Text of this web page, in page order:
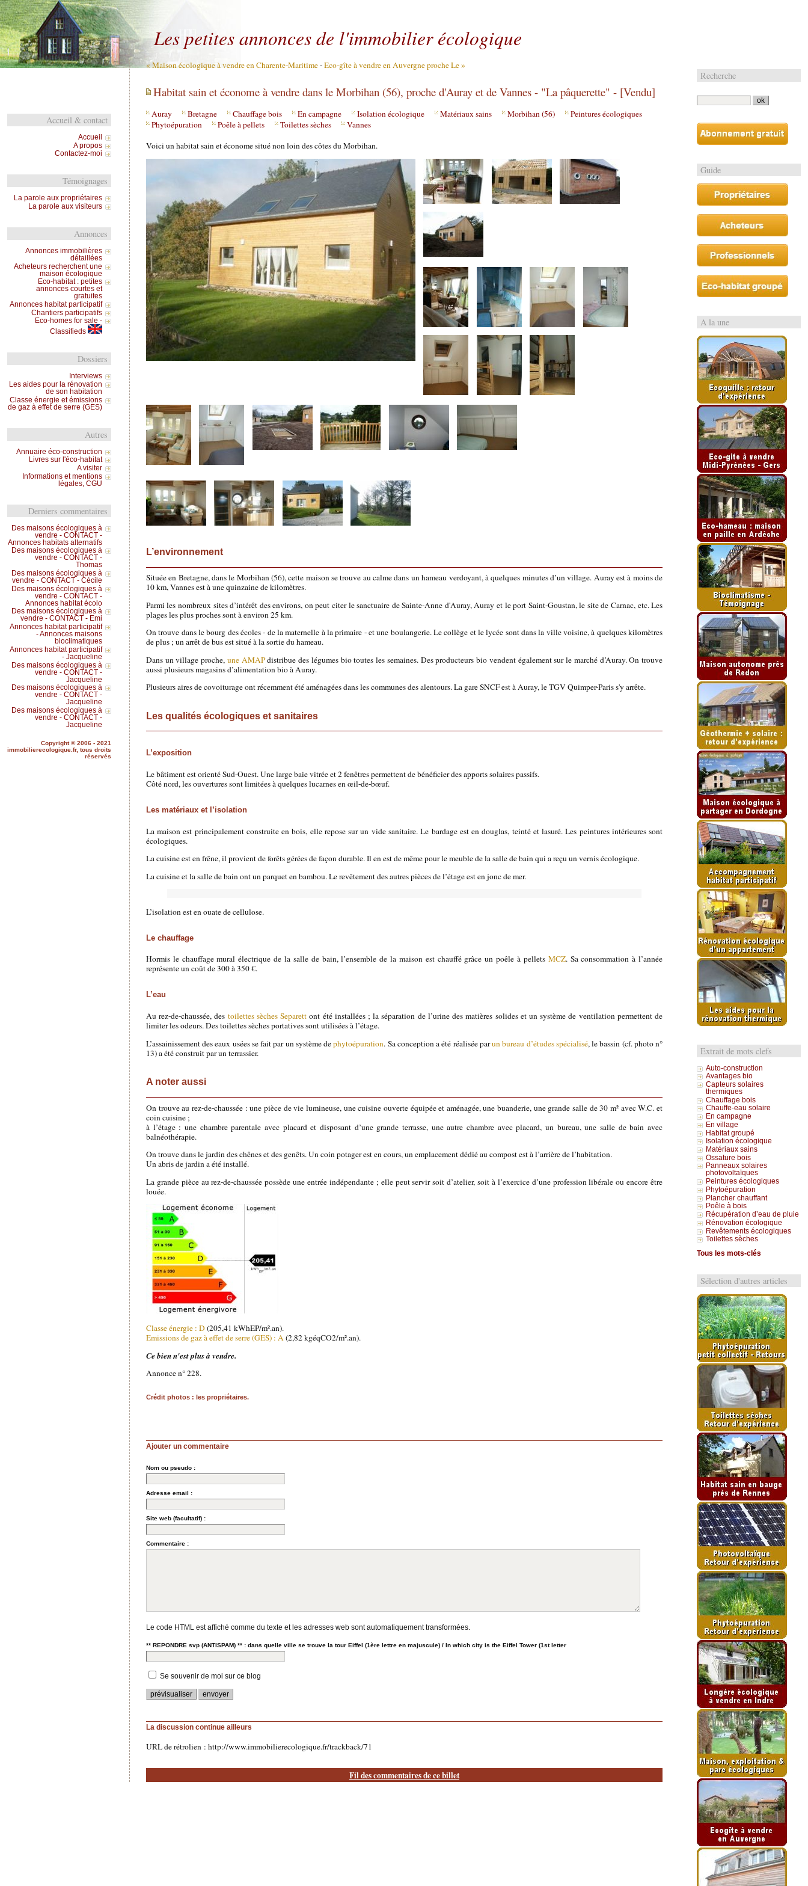
Les petites annonces de l'immobilier écologique
« Maison écologique à vendre en Charente-Maritime-Eco-gîte à vendre en Auvergne proche Le »
Habitat sain et économe à vendre dans le Morbihan (56), proche d'Auray et de Vannes - "La pâquerette" - [Vendu]
Auray Bretagne Chauffage bois En campagne Isolation écologique Matériaux sains Morbihan (56)
Peintures écologiques
Phytoépuration
Poêle à pellets Toilettes sèches
Vannes
Voici un habitat sain et économe situé non loin des côtes du Morbihan.
L’environnement
Située en Bretagne, dans le Morbihan (56), cette maison se trouve au calme dans un hameau verdoyant, à quelques minutes d’un village. Auray est à moins de
10 km, Vannes est à une quinzaine de kilomètres.
Parmi les nombreux sites d’intérêt des environs, on peut citer le sanctuaire de Sainte-Anne d'Auray, Auray et le port Saint-Goustan, le site de Carnac, etc. Les
plages les plus proches sont à environ 25 km.
On trouve dans le bourg des écoles - de la maternelle à la primaire - et une boulangerie. Le collège et le lycée sont dans la ville voisine, à quelques kilomètres
de plus ; un arrêt de bus est situé à la sortie du hameau.
Dans un village proche, une AMAPdistribue des légumes bio toutes les semaines. Des producteurs bio vendent également sur le marché d’Auray. On trouve
aussi plusieurs magasins d’alimentation bio à Auray.
Plusieurs aires de covoiturage ont récemment été aménagées dans les communes des alentours. La gare SNCF est à Auray, le TGV Quimper-Paris s'y arrête.
Les qualités écologiques et sanitaires
L’exposition
Le bâtiment est orienté Sud-Ouest. Une large baie vitrée et 2 fenêtres permettent de bénéficier des apports solaires passifs.
Côté nord, les ouvertures sont limitées à quelques lucarnes en œil-de-bœuf.
Les matériaux et l’isolation
La maison est principalement construite en bois, elle repose sur un vide sanitaire. Le bardage est en douglas, teinté et lasuré. Les peintures intérieures sont
écologiques.
La cuisine est en frêne, il provient de forêts gérées de façon durable. Il en est de même pour le meuble de la salle de bain qui a reçu un vernis écologique.
La cuisine et la salle de bain ont un parquet en bambou. Le revêtement des autres pièces de l’étage est en jonc de mer.
L’isolation est en ouate de cellulose.
Le chauffage
Hormis le chauffage mural électrique de la salle de bain, l’ensemble de la maison est chauffé grâce un poêle à pellets MCZ. Sa consommation à l’année
représente un coût de 300 à 350 €.
L’eau
Au rez-de-chaussée, des toilettes sèches Separett ont été installées ; la séparation de l’urine des matières solides et un système de ventilation permettent de
limiter les odeurs. Des toilettes sèches portatives sont utilisées à l’étage.
L’assainissement des eaux usées se fait par un système dephytoépuration. Sa conception a été réalisée parun bureau d’études spécialisé, le bassin (cf. photo n°
13) a été construit par un terrassier.
A noter aussi
On trouve au rez-de-chaussée : une pièce de vie lumineuse, une cuisine ouverte équipée et aménagée, une buanderie, une grande salle de 30 m² avec W.C. et
coin cuisine ;
à l’étage : une chambre parentale avec placard et disposant d’une grande terrasse, une autre chambre avec placard, un bureau, une salle de bain avec
balnéothérapie.
On trouve dans le jardin des chênes et des genêts. Un coin potager est en cours, un emplacement dédié au compost est à l’arrière de l’habitation.
Un abris de jardin a été installé.
La grande pièce au rez-de-chaussée possède une entrée indépendante ; elle peut servir soit d’atelier, soit à l’exercice d’une profession libérale ou encore être
louée.
Classe énergie : D(205,41 kWhEP/m².an).
Emissions de gaz à effet de serre (GES) : A(2,82 kgéqCO2/m².an).
Ce bien n'est plus à vendre.
Annonce n° 228.
Crédit photos : les propriétaires.
Ajouter un commentaire
Nom ou pseudo :
Adresse email :
Site web (facultatif) :
Commentaire :
Le code HTML est affiché comme du texte et les adresses web sont automatiquement transformées.
** REPONDRE svp (ANTISPAM) ** : dans quelle ville se trouve la tour Eiffel (1ère lettre en majuscule) / In which city is the Eiffel Tower (1st letter
Se souvenir de moi sur ce blog
La discussion continue ailleurs
URL de rétrolien : http://www.immobilierecologique.fr/trackback/71
Fil des commentaires de ce billet
Recherche
Guide
A la une
Extrait de mots clefs
Auto-construction
Avantages bio
Capteurs solaires
thermiques
Chauffage bois
Chauffe-eau solaire
En campagne
En village
Habitat groupé
Isolation écologique
Matériaux sains
Ossature bois
Panneaux solaires
photovoltaïques
Peintures écologiques
Phytoépuration
Plancher chauffant
Poêle à bois
Récupération d’eau de pluie
Rénovation écologique
Revêtements écologiques
Toilettes sèches
Tous les mots-clés
Sélection d'autres articles
Accueil & contact
Accueil
A propos
Contactez-moi
Témoignages
La parole aux propriétaires
La parole aux visiteurs
Annonces
Annonces immobilières
détaillées
Acheteurs recherchent une
maison écologique
Eco-habitat : petites
annonces courtes et
gratuites
Annonces habitat participatif
Chantiers participatifs
Eco-homes for sale -
Classifieds
Dossiers
Interviews
Les aides pour la rénovation
de son habitation
Classe énergie et émissions
de gaz à effet de serre (GES)
Autres
Annuaire éco-construction
Livres sur l'éco-habitat
A visiter
Informations et mentions
légales, CGU
Derniers commentaires
Des maisons écologiques à
vendre - CONTACT -
Annonces habitats alternatifs
Des maisons écologiques à
vendre - CONTACT -
Thomas
Des maisons écologiques à
vendre - CONTACT - Cécile
Des maisons écologiques à
vendre - CONTACT -
Annonces habitat écolo
Des maisons écologiques à
vendre - CONTACT - Emi
Annonces habitat participatif
- Annonces maisons
bioclimatiques
Annonces habitat participatif
- Jacqueline
Des maisons écologiques à
vendre - CONTACT -
Jacqueline
Des maisons écologiques à
vendre - CONTACT -
Jacqueline
Des maisons écologiques à
vendre - CONTACT -
Jacqueline
Copyright © 2006 - 2021
immobilierecologique.fr, tous droits
réservés